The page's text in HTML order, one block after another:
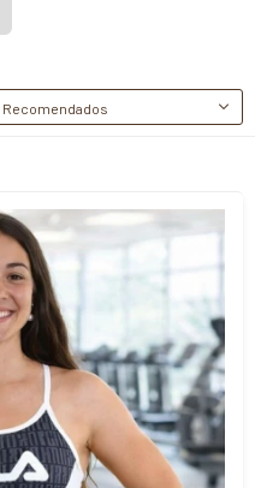
Recomendados